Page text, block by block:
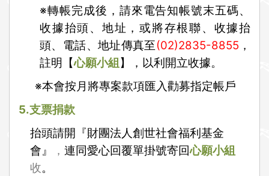
※轉帳完成後，請來電告知帳號末五碼、
收據抬頭、地址，或將存根聯、收據抬
頭、電話、地址傳真至(02)2835-8855 ，
註明【心願小組 】，以利開立收據。
※本會按月將專案款項匯入勸募指定帳戶
5.支票捐款
抬頭請開『財團法人創世社會福利基金
會』
， 連同愛心回覆單掛號寄回心願小組
收。